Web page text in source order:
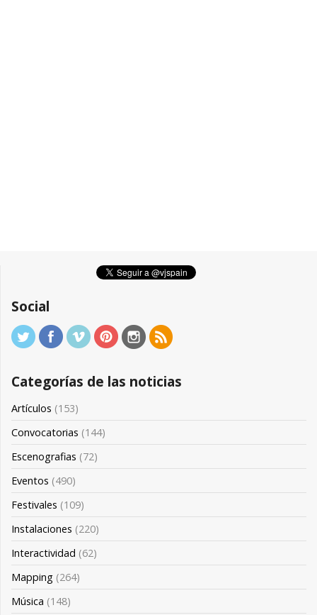
Social
Categorías de las noticias
Artículos (153)
Convocatorias (144)
Escenografias (72)
Eventos (490)
Festivales (109)
Instalaciones (220)
Interactividad (62)
Mapping (264)
Música (148)